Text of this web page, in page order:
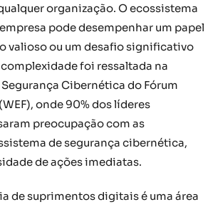
organização. O ecossistema
pode desempenhar um papel
valioso ou um desafio significativo
foi ressaltada na
Cibernética do Fórum
onde 90% dos líderes
preocupação com as
de segurança cibernética,
de ações imediatas.
de suprimentos digitais é uma área